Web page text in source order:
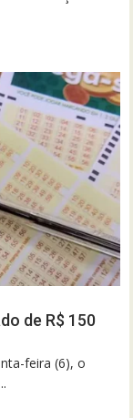
de R$ 150
feira (6), o